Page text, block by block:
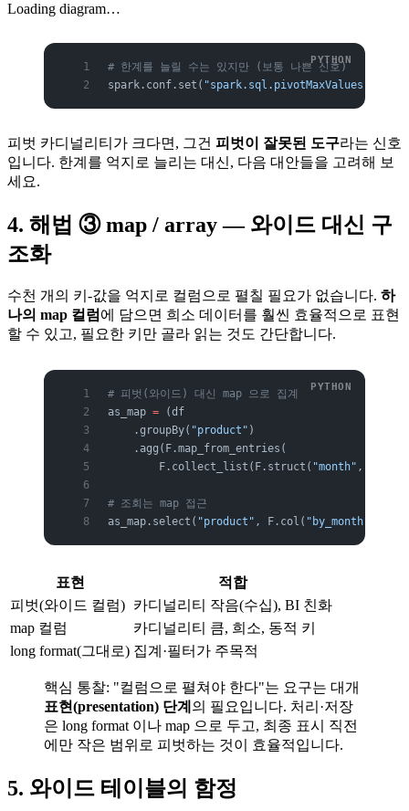
Loading diagram…
# 한계를 늘릴 수는 있지만 (보통 나쁜 신호)
spark.conf.set( "spark.sql.pivotMaxValues"
피벗 카디널리티가 크다면, 그건 피벗이 잘못된 도구라는 신호
입니다. 한계를 억지로 늘리는 대신, 다음 대안들을 고려해 보
세요.
4. 해법 ③ map / array — 와이드 대신 구
조화
수천 개의 키-값을 억지로 컬럼으로 펼칠 필요가 없습니다. 하
나의 map 컬럼 에 담으면 희소 데이터를 훨씬 효율적으로 표현
할 수 있고, 필요한 키만 골라 읽는 것도 간단합니다.
# 피벗(와이드) 대신 map 으로 집계
as_map = (df
    .groupBy(
"product" )
    .agg(F.map_from_entries(
        F.collect_list(F.struct(
"month" ,
# 조회는 map 접근
as_map.select( "product" , F.col( "by_month"
표현
적합
피벗(와이드 컬럼) 카디널리티 작음(수십), BI 친화
map 컬럼
카디널리티 큼, 희소, 동적 키
long format(그대로) 집계·필터가 주목적
핵심 통찰: "컬럼으로 펼쳐야 한다"는 요구는 대개
표현(presentation) 단계 의 필요입니다. 처리·저장
은 long format 이나 map 으로 두고, 최종 표시 직전
에만 작은 범위로 피벗하는 것이 효율적입니다.
5. 와이드 테이블의 함정